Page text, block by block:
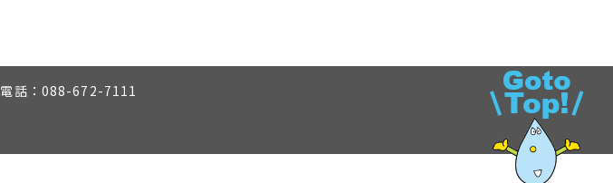
電話：088-672-7111